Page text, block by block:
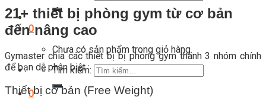
0
Chưa có sản phẩm trong giỏ hàng.
Tìm kiếm:
0
21+ thiết bị phòng gym từ cơ bản
đến nâng cao
Gymaster chia các thiết bị bị phòng gym thành 3 nhóm chính
để bạn dễ phân biệt :
Thiết bị cơ bản (Free Weight)